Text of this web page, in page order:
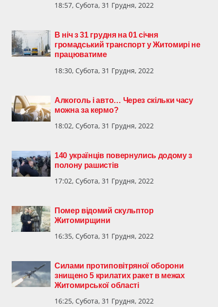
18:57, Субота, 31 Грудня, 2022
В ніч з 31 грудня на 01 січня
громадський транспорт у Житомирі не
працюватиме
18:30, Субота, 31 Грудня, 2022
Алкоголь і авто… Через скільки часу
можна за кермо?
18:02, Субота, 31 Грудня, 2022
140 українців повернулись додому з
полону рашистів
17:02, Субота, 31 Грудня, 2022
Помер відомий скульптор
Житомирщини
16:35, Субота, 31 Грудня, 2022
Силами протиповітряної оборони
знищено 5 крилатих ракет в межах
Житомирської області
16:25, Субота, 31 Грудня, 2022